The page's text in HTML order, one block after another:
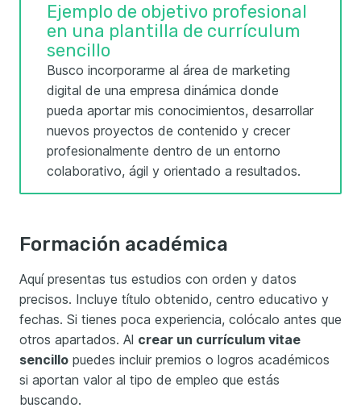
Ejemplo de objetivo profesional
en una plantilla de currículum
sencillo
Busco incorporarme al área de marketing
digital de una empresa dinámica donde
pueda aportar mis conocimientos, desarrollar
nuevos proyectos de contenido y crecer
profesionalmente dentro de un entorno
colaborativo, ágil y orientado a resultados.
Formación académica
Aquí presentas tus estudios con orden y datos
precisos. Incluye título obtenido, centro educativo y
fechas. Si tienes poca experiencia, colócalo antes que
otros apartados. Al crear un currículum vitae
sencillo puedes incluir premios o logros académicos
si aportan valor al tipo de empleo que estás
buscando.